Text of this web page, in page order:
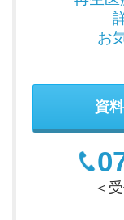
お
資
＜